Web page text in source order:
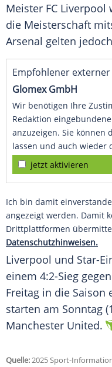
Meister FC Liverpool
die Meisterschaft
Arsenal gelten
Empfohlener
Glomex GmbH
Wir benötigen Ihre
Redaktion
anzuzeigen. Sie können
lassen und auch wieder
jetzt aktivieren
Ich bin damit
angezeigt werden. Damit
Drittplattformen
Datenschutzhinweisen.
Liverpool und Star-
einem 4:2-Sieg
Freitag in die Saison
starten am Sonntag
Manchester United.
Quelle:2025 Sport-